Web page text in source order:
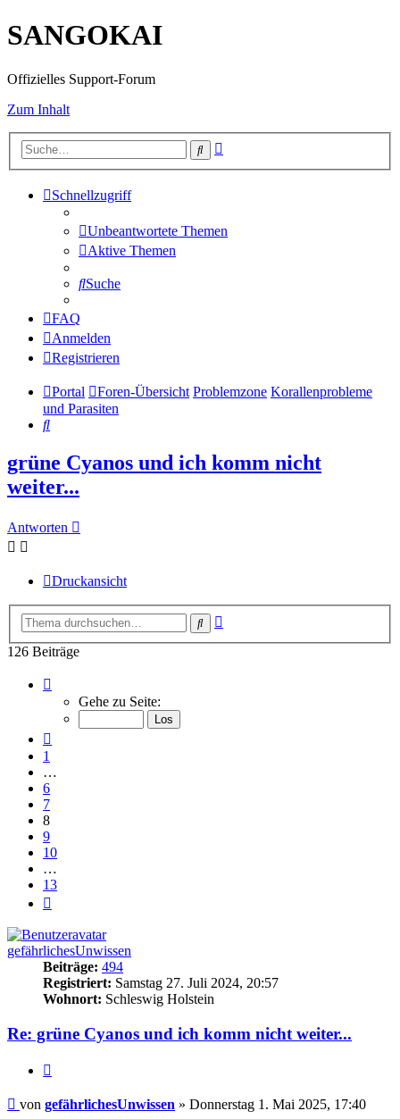
SANGOKAI
Offizielles Support-Forum
Zum Inhalt
Suche
Schnellzugriff
Unbeantwortete Themen
Aktive Themen
Suche
FAQ
Anmelden
Registrieren
Portal Foren-Übersicht Problemzone Korallenprobleme
und Parasiten
Suche
grüne Cyanos und ich komm nicht
weiter...
Antworten
Druckansicht
Suche
126 Beiträge
von
Gehe zu Seite:
1
…
6
7
8
9
10
…
13
gefährlichesUnwissen
Beiträge: 494
Registriert: Samstag 27. Juli 2024, 20:57
Wohnort: Schleswig Holstein
Re: grüne Cyanos und ich komm nicht weiter...
Beitrag
von gefährlichesUnwissen » Donnerstag 1. Mai 2025, 17:40